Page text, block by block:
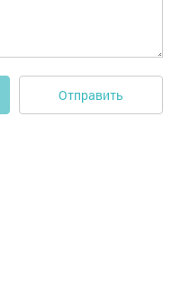
Отправить